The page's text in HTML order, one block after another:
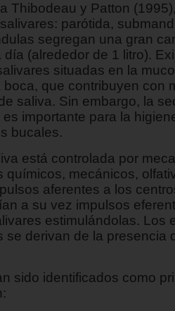
Thibodeau y Patton
parótida,
segregan una gran
(alrededor de 1 litro).
situadas en la
que contribuyen con
saliva. Sin embargo, la
importante para la
bucales.
está controlada por
químicos, mecánicos,
aferentes a los
a su vez impulsos
estimulándolas. Los
se derivan de la presencia
sido identificados como